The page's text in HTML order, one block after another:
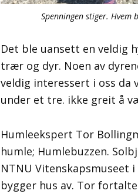
Spenningen stiger. Hvem
Det ble uansett en veldig
trær og dyr. Noen av
veldig interessert i oss da
under et tre. ikke greit å
Humleekspert Tor
humle; Humlebuzzen.
NTNU Vitenskapsmuseet
bygger hus av. Tor